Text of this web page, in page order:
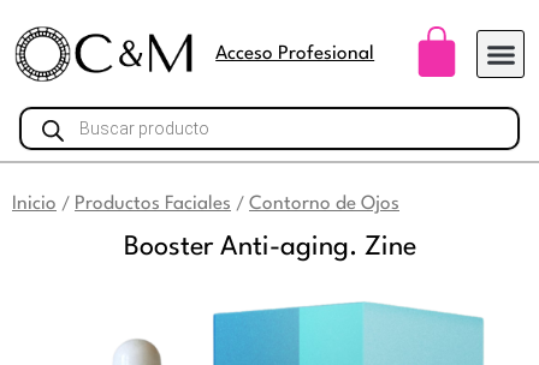
contenido
Acceso Profesional
Búsqueda
de
productos
Inicio / Productos Faciales / Contorno de Ojos
Booster Anti-aging. Zine